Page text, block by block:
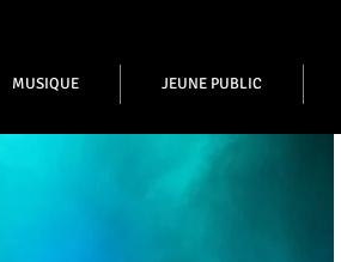
MUSIQUE JEUNE PUBLIC